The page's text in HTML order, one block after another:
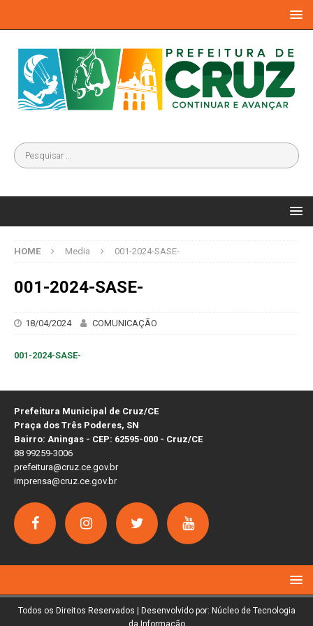
HOME Media 001-2024-SASE-
001-2024-SASE-
18/04/2024 COMUNICAÇÃO
001-2024-SASE-
Prefeitura Municipal de Cruz/CE
Praça dos Três Poderes, SN
Bairro: Aningas - CEP: 62595-000 - Cruz/CE
88 99259-3006
prefeitura@cruz.ce.gov.br
imprensa@cruz.ce.gov.br
Todos os Direitos Reservados | Desenvolvido por: Núcleo de Tecnologia
da Informação